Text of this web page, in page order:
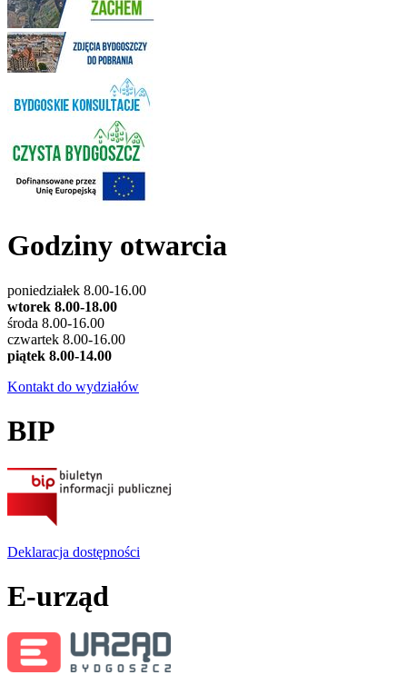
Godziny otwarcia
poniedziałek 8.00-16.00
wtorek 8.00-18.00
środa 8.00-16.00
czwartek 8.00-16.00
piątek 8.00-14.00
Kontakt do wydziałów
BIP
Deklaracja dostępności
E-urząd